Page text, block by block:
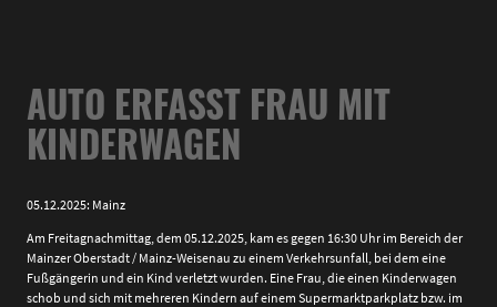
AUTO ERFASST FRAU MIT
KINDERWAGEN
05.12.2025: Mainz
Am Freitagnachmittag, dem 05.12.2025, kam es gegen 16:30 Uhr im Bereich der
Mainzer Oberstadt / Mainz-Weisenau zu einem Verkehrsunfall, bei dem eine
Fußgängerin und ein Kind verletzt wurden. Eine Frau, die einen Kinderwagen
schob und sich mit mehreren Kindern auf einem Supermarktparkplatz bzw. im